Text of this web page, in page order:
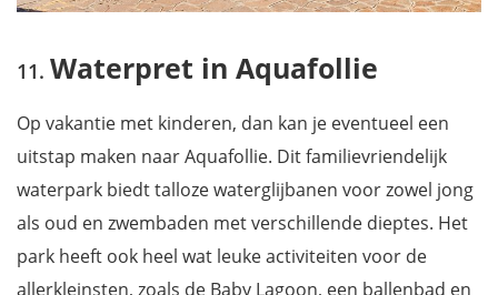
Waterpret in Aquafollie
Op vakantie met kinderen, dan kan je eventueel een
uitstap maken naar Aquafollie. Dit familievriendelijk
waterpark biedt talloze waterglijbanen voor zowel jong
als oud en zwembaden met verschillende dieptes. Het
park heeft ook heel wat leuke activiteiten voor de
allerkleinsten, zoals de Baby Lagoon, een ballenbad en